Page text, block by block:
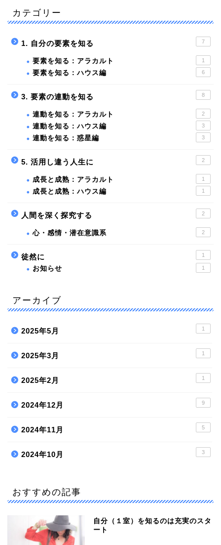
カテゴリー
1. 自分の要素を知る 7
要素を知る：アラカルト 1
要素を知る：ハウス編 6
3. 要素の連動を知る 8
連動を知る：アラカルト 2
連動を知る：ハウス編 3
連動を知る：惑星編 3
5. 活用し違う人生に 2
成長と成熟：アラカルト 1
成長と成熟：ハウス編 1
人間を深く探究する 2
心・感情・潜在意識系 2
徒然に 1
お知らせ 1
アーカイブ
2025年5月 1
2025年3月 1
2025年2月 1
2024年12月 9
2024年11月 5
2024年10月 3
おすすめの記事
自分（１室）を知るのは充実のスタ
ート